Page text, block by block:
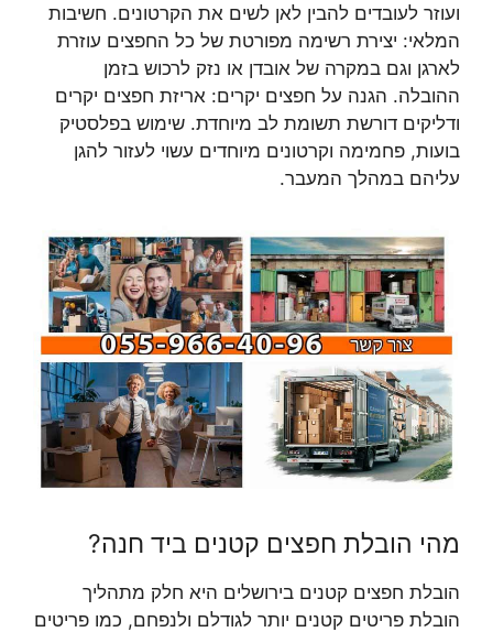
ועוזר לעובדים להבין לאן לשים את הקרטונים. חשיבות
המלאי: יצירת רשימה מפורטת של כל החפצים עוזרת
לארגן וגם במקרה של אובדן או נזק לרכוש בזמן
ההובלה. הגנה על חפצים יקרים: אריזת חפצים יקרים
ודליקים דורשת תשומת לב מיוחדת. שימוש בפלסטיק
בועות, פחמימה וקרטונים מיוחדים עשוי לעזור להגן
עליהם במהלך המעבר.
מהי הובלת חפצים קטנים ביד חנה?
הובלת חפצים קטנים בירושלים היא חלק מתהליך
הובלת פריטים קטנים יותר לגודלם ולנפחם, כמו פריטים